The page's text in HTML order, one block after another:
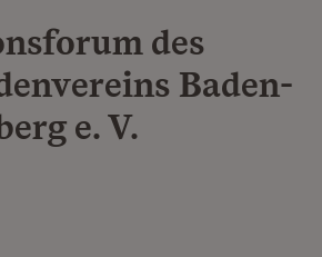
des
Baden-
e. V.